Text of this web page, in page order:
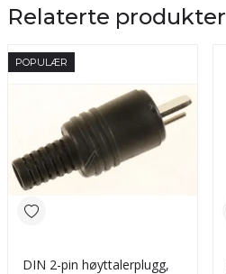
Relaterte produkter
POPULÆR
DIN 2-pin høyttalerplugg,